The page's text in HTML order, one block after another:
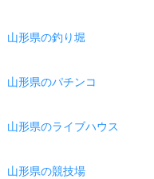
山形県の釣り堀
山形県のパチンコ
山形県のライブハウス
山形県の競技場